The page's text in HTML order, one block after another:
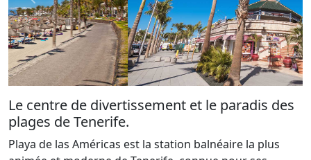
Le centre de divertissement et le paradis des
plages de Tenerife.
Playa de las Américas est la station balnéaire la plus